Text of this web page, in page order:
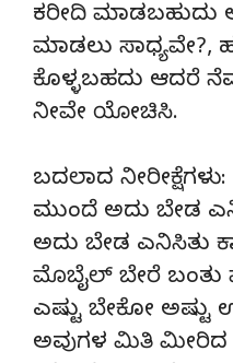
ಕರೀದಿ ಮಾಡಬಹುದು
ಮಾಡಲು ಸಾಧ್ಯವೇ?,
ಕೊಳ್ಳಬಹದು ಆದರೆ
ನೀವೇ ಯೋಚಿಸಿ.
ಬದಲಾದ
ಮುಂದೆ ಅದು ಬೇಡ
ಅದು ಬೇಡ ಎನಿಸಿತು
ಮೊಬೈಲ್ ಬೇರೆ
ಎಷ್ಟು ಬೇಕೋ
ಅವುಗಳ ಮಿತಿ ಮೀರಿದ